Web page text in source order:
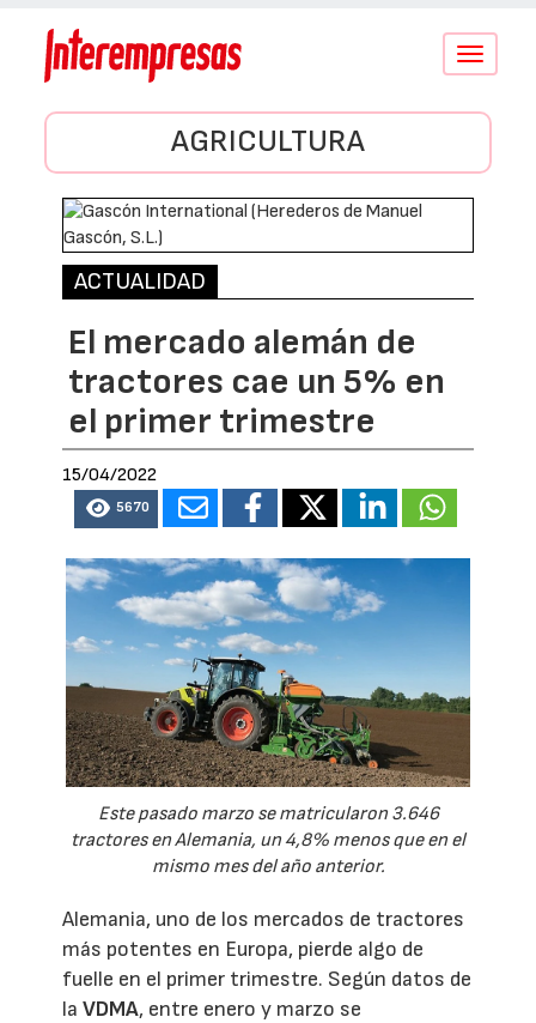
Conmutar
AGRICULTURA
ACTUALIDAD
El mercado alemán de
tractores cae un 5% en
el primer trimestre
15/04/2022
5670
Este pasado marzo se matricularon 3.646
tractores en Alemania, un 4,8% menos que en el
mismo mes del año anterior.
Alemania, uno de los mercados de tractores
más potentes en Europa, pierde algo de
fuelle en el primer trimestre. Según datos de
laVDMA, entre enero y marzo se